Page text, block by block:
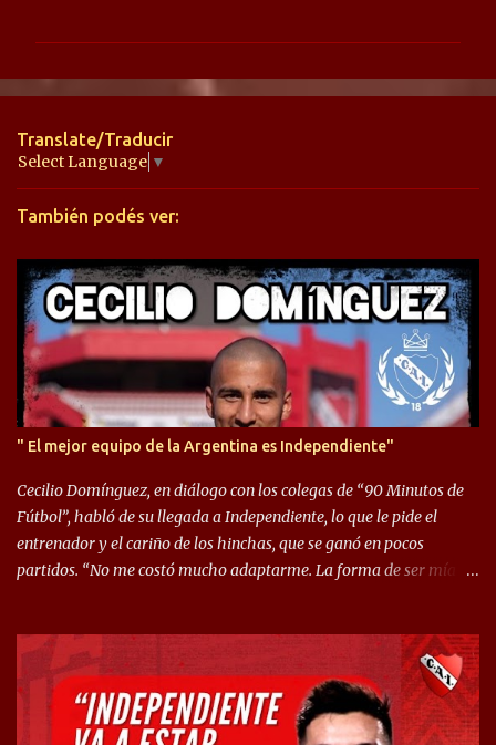
n
a
r
i
s
Translate/Traducir
Select Language ▼
También podés ver:
" El mejor equipo de la Argentina es Independiente"
Cecilio Domínguez, en diálogo con los colegas de “90 Minutos de
Fútbol”, habló de su llegada a Independiente, lo que le pide el
entrenador y el cariño de los hinchas, que se ganó en pocos
partidos. “No me costó mucho adaptarme. La forma de ser mía
llegué a un Independiente que juega muy dinámico y me gusta
mucho. Me favorece por la forma de jugar mía y eso también
ayudó a que me adapte”. “Me siento mejor por izquierda, pero me
gusta mucho jugar de 9, y juego sin problemas por derecha